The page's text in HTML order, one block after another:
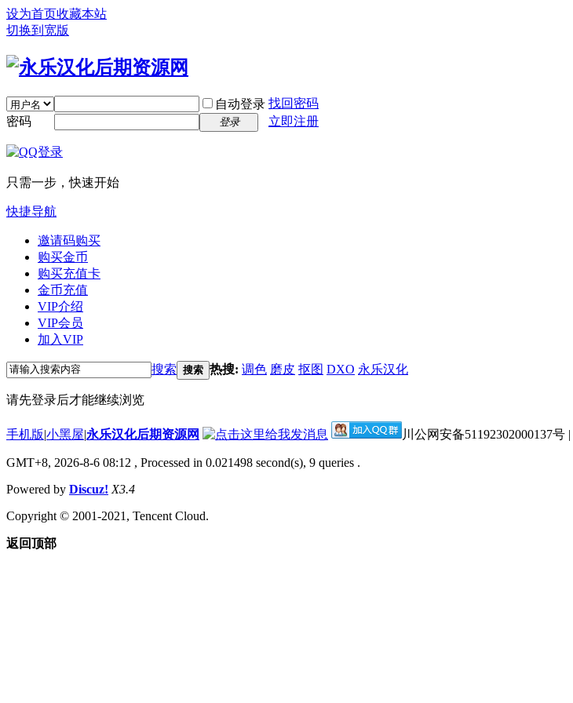
设为首页收藏本站
切换到宽版
自动登录 找回密码
密码
登录 立即注册
只需一步，快速开始
快捷导航
邀请码购买
购买金币
购买充值卡
金币充值
VIP介绍
VIP会员
加入VIP
搜索 搜索 热搜: 调色 磨皮 抠图 DXO 永乐汉化
请先登录后才能继续浏览
手机版|小黑屋|永乐汉化后期资源网 川公网安备51192302000137号 |
GMT+8, 2026-8-6 08:12 , Processed in 0.021498 second(s), 9 queries .
Powered by Discuz! X3.4
Copyright © 2001-2021, Tencent Cloud.
返回顶部